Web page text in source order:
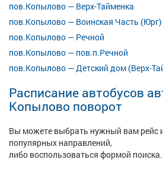
пов.Копылово — Верх-Тайменка
пов.Копылово — Воинская Часть (Юрг)
пов.Копылово — Речной
пов.Копылово — пов.п.Речной
пов.Копылово — Детский дом (Верх-
Расписание автобусов
Копылово поворот
Вы можете выбрать нужный вам рейс
популярных направлений,
либо воспользоваться формой поиска.